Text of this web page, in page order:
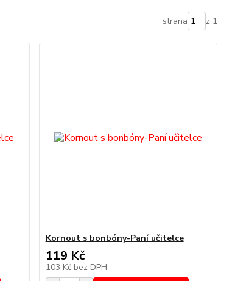
strana z 1
Kornout s bonbóny-Paní učitelce
119 Kč
103 Kč bez DPH